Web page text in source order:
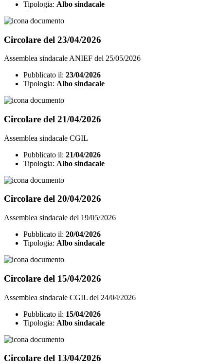
Tipologia: Albo sindacale
Circolare del 23/04/2026
Assemblea sindacale ANIEF del 25/05/2026
Pubblicato il: 23/04/2026
Tipologia: Albo sindacale
Circolare del 21/04/2026
Assemblea sindacale CGIL
Pubblicato il: 21/04/2026
Tipologia: Albo sindacale
Circolare del 20/04/2026
Assemblea sindacale del 19/05/2026
Pubblicato il: 20/04/2026
Tipologia: Albo sindacale
Circolare del 15/04/2026
Assemblea sindacale CGIL del 24/04/2026
Pubblicato il: 15/04/2026
Tipologia: Albo sindacale
Circolare del 13/04/2026